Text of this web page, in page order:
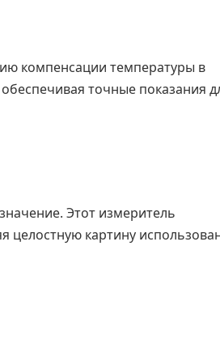
компенсации температуры в
точные показания
Этот измеритель
целостную картину